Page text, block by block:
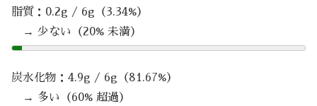
脂質：0.2g / 6g（3.34%）
→ 少ない（20% 未満）
炭水化物：4.9g / 6g（81.67%）
→ 多い（60% 超過）